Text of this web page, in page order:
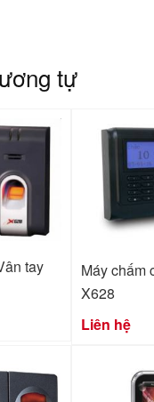
tự
tay
Máy chấm
X628
Liên hệ